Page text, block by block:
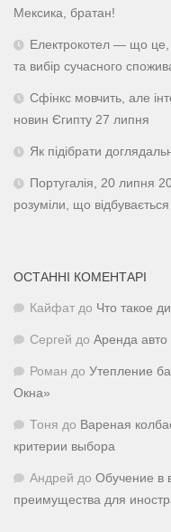
Мексика, братан!
Електрокотел — що це,
та вибір сучасного
Сфінкс мовчить, але
новин Єгипту 27 липня
Як підібрати
Португалія, 20 липня
розуміли, що відбувається
ОСТАННІ КОМЕНТАРІ
Кайфат до Что такое
Сергей до Аренда
Роман до Утепление
Окна»
Тоня до Вареная
критерии выбора
Андрей до Обучение в
преимущества для